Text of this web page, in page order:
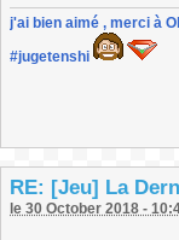
j'ai bien aimé , merci à
#jugetenshi
RE: [Jeu] La
le 30 October 2018 -